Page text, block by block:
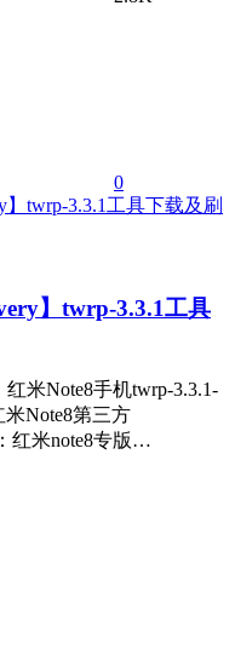
0
】twrp-3.3.1工具
红米Note8手机twrp-3.3.1-
Note8第三方
红米note8专版…